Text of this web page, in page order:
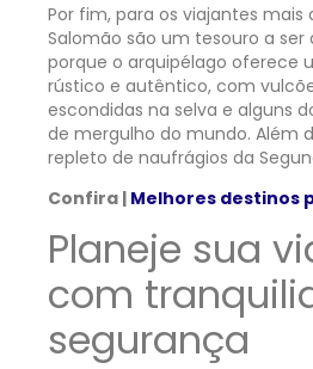
Por fim, para os viajantes mais
Salomão são um tesouro a ser
porque o arquipélago oferece
rústico e autêntico, com
escondidas na selva e alguns
de mergulho do mundo. Além
repleto de naufrágios da
Confira | Melhores destinos
Planeje sua
com
segurança